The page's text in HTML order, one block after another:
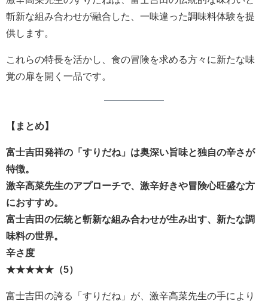
斬新な組み合わせが融合した、一味違った調味料体験を提
供します。
これらの特長を活かし、食の冒険を求める方々に新たな味
覚の扉を開く一品です。
【まとめ】
富士吉田発祥の「すりだね」は奥深い旨味と独自の辛さが
特徴。
激辛高菜先生のアプローチで、激辛好きや冒険心旺盛な方
におすすめ。
富士吉田の伝統と斬新な組み合わせが生み出す、新たな調
味料の世界。
辛さ度
★★★★★（5）
富士吉田の誇る「すりだね」が、激辛高菜先生の手により